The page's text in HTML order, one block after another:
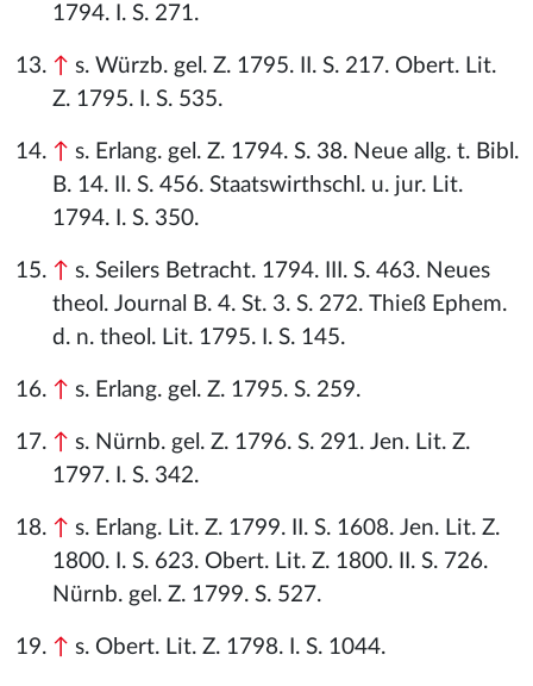
1794. I. S. 271.
↑ s. Würzb. gel. Z. 1795. II. S. 217. Obert. Lit.
Z. 1795. I. S. 535.
↑ s. Erlang. gel. Z. 1794. S. 38. Neue allg. t. Bibl.
B. 14. II. S. 456. Staatswirthschl. u. jur. Lit.
1794. I. S. 350.
↑ s. Seilers Betracht. 1794. III. S. 463. Neues
theol. Journal B. 4. St. 3. S. 272. Thieß Ephem.
d. n. theol. Lit. 1795. I. S. 145.
↑ s. Erlang. gel. Z. 1795. S. 259.
↑ s. Nürnb. gel. Z. 1796. S. 291. Jen. Lit. Z.
1797. I. S. 342.
↑ s. Erlang. Lit. Z. 1799. II. S. 1608. Jen. Lit. Z.
1800. I. S. 623. Obert. Lit. Z. 1800. II. S. 726.
Nürnb. gel. Z. 1799. S. 527.
↑ s. Obert. Lit. Z. 1798. I. S. 1044.